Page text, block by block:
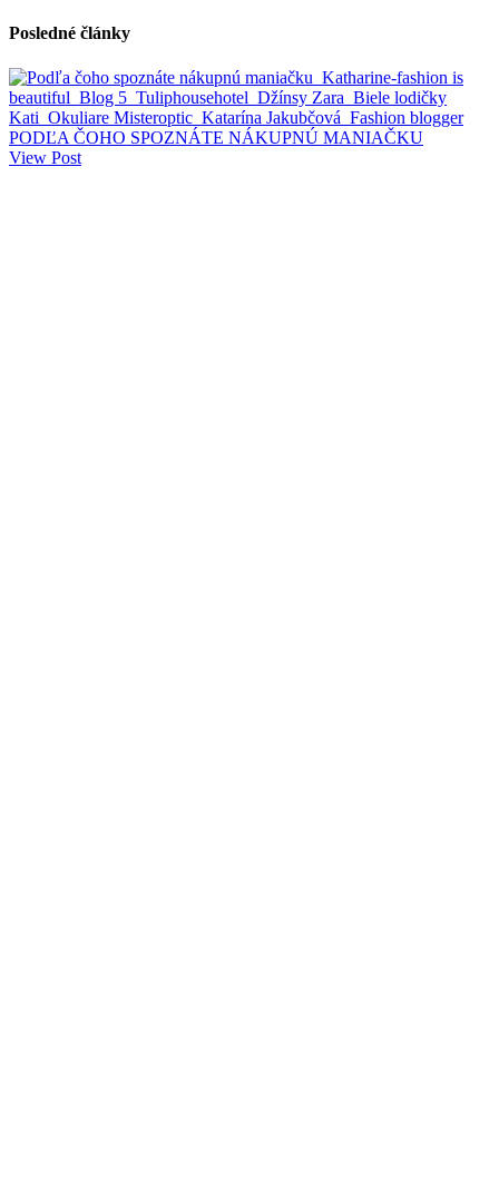
Posledné články
PODĽA ČOHO SPOZNÁTE NÁKUPNÚ MANIAČKU
View Post